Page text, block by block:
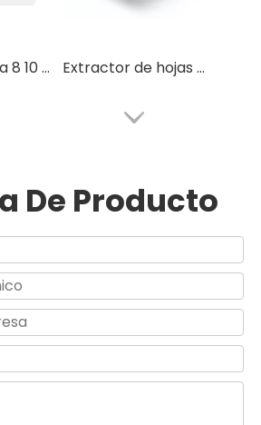
Uso de cocina 8 10 12 14 Extractor de aire de alta velocidad para montaje en pared de 16 pulgadas Extractor de hojas de acero inoxidable eléctrico de alta presión con conducto
De Producto